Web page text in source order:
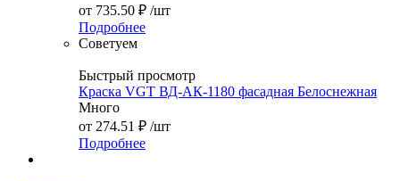
от 735.50 ₽ /шт
Подробнее
Советуем
Быстрый просмотр
Краска VGT ВД-АК-1180 фасадная Белоснежная
Много
от 274.51 ₽ /шт
Подробнее